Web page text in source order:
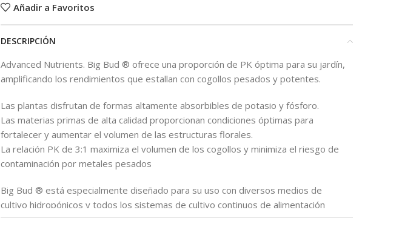
Añadir a Favoritos
DESCRIPCIÓN
Advanced Nutrients. Big Bud ® ofrece una proporción de PK óptima para su jardín,
amplificando los rendimientos que estallan con cogollos pesados ​​y potentes.
Las plantas disfrutan de formas altamente absorbibles de potasio y fósforo.
Las materias primas de alta calidad proporcionan condiciones óptimas para
fortalecer y aumentar el volumen de las estructuras florales.
La relación PK de 3:1 maximiza el volumen de los cogollos y minimiza el riesgo de
contaminación por metales pesados
Big Bud ® está especialmente diseñado para su uso con diversos medios de
cultivo hidropónicos y todos los sistemas de cultivo continuos de alimentación
líquida, como aeroponía, riego por goteo y emisores, NFT, inundación y drenaje, y